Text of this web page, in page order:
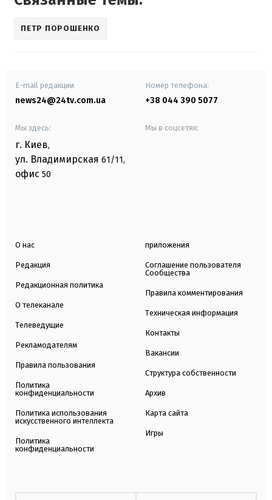
ПЕТР ПОРОШЕНКО
E-mail редакции
news24@24tv.com.ua
Номер телефона:
+38 044 390 5077
Мы здесь:
г. Киев,
ул. Владимирская 61/11,
офис 50
Мы в соцсетях:
О нас
Редакция
Редакционная политика
О телеканале
Телеведущие
Рекламодателям
Правила пользования
Политика
конфиденциальности
Политика использования
искусственного интеллекта
Политика
конфиденциальности
приложения
Соглашение пользователя
Сообщества
Правила комментирования
Техническая информация
Контакты
Вакансии
Структура собственности
Архив
Карта сайта
Игры